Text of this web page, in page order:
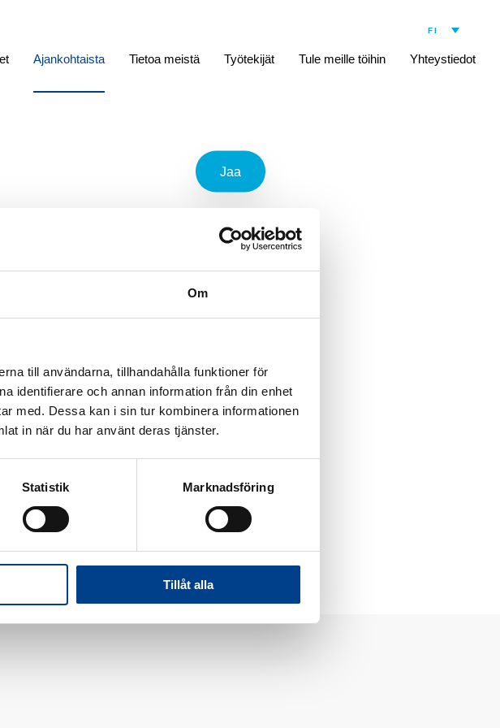
Om
till användarna, tillhandahålla funktioner för
identifierare och annan information från din enhet
med. Dessa kan i sin tur kombinera informationen
in när du har använt deras tjänster.
Statistik Marknadsföring
Tillåt alla
Ajankohtaista Tietoa meistä Työtekijät Tule meille töihin Yhteystiedot
Jaa
Gedeon Richter
recently made to a women’s clinic in
with Swedish midwives and a
rights, health, and well-being.